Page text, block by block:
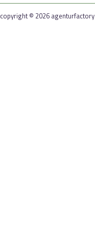
copyright © 2026 agenturfactory